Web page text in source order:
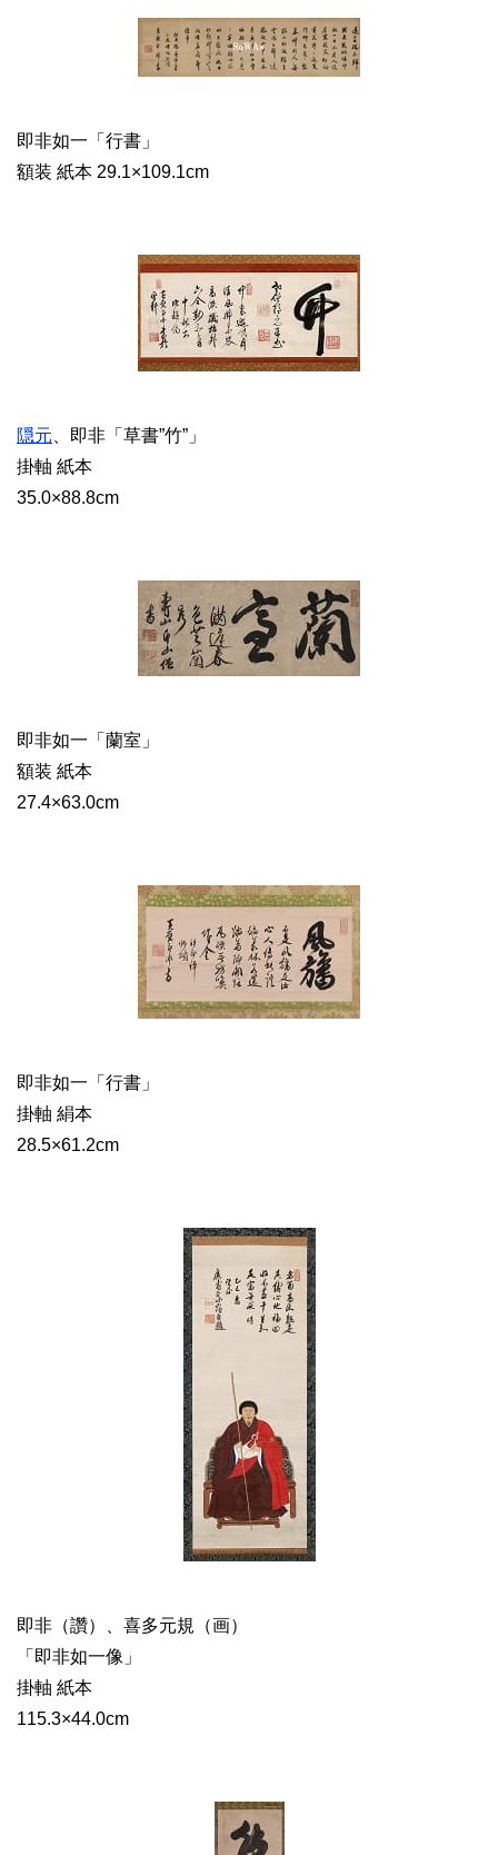
即非如一「行書」
額装 紙本 29.1×109.1cm
隠元 、即非「草書”竹”」
掛軸 紙本
35.0×88.8cm
即非如一「蘭室」
額装 紙本
27.4×63.0cm
即非如一「行書」
掛軸 絹本
28.5×61.2cm
即非（讚）、喜多元規（画）
「即非如一像」
掛軸 紙本
115.3×44.0cm